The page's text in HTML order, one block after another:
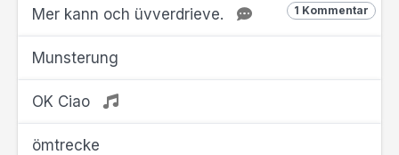
1 Kommentar
Mer kann och üvverdrieve.
Munsterung
OK Ciao
ömtrecke